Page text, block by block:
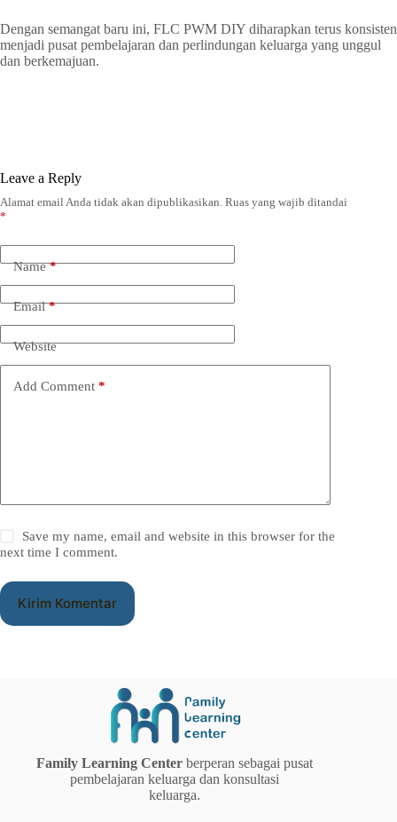
Dengan semangat baru ini, FLC PWM DIY diharapkan terus konsisten
menjadi pusat pembelajaran dan perlindungan keluarga yang unggul
dan berkemajuan.
Leave a Reply
Alamat email Anda tidak akan dipublikasikan. Ruas yang wajib ditandai
*
Name*
Email*
Website
Add Comment *
Save my name, email and website in this browser for the
next time I comment.
Kirim Komentar
Family Learning Center berperan sebagai pusat
pembelajaran keluarga dan konsultasi
keluarga.